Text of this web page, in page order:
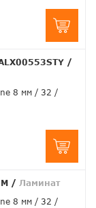
/
8 мм 32
/ Ламинат
8 мм 32